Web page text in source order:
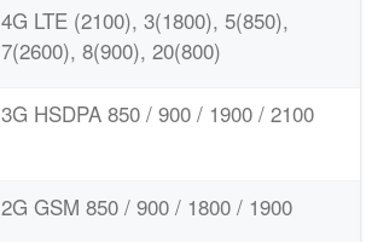
4G LTE (2100), 3(1800), 5(850),
7(2600), 8(900), 20(800)
3G HSDPA 850 / 900 / 1900 / 2100
2G GSM 850 / 900 / 1800 / 1900